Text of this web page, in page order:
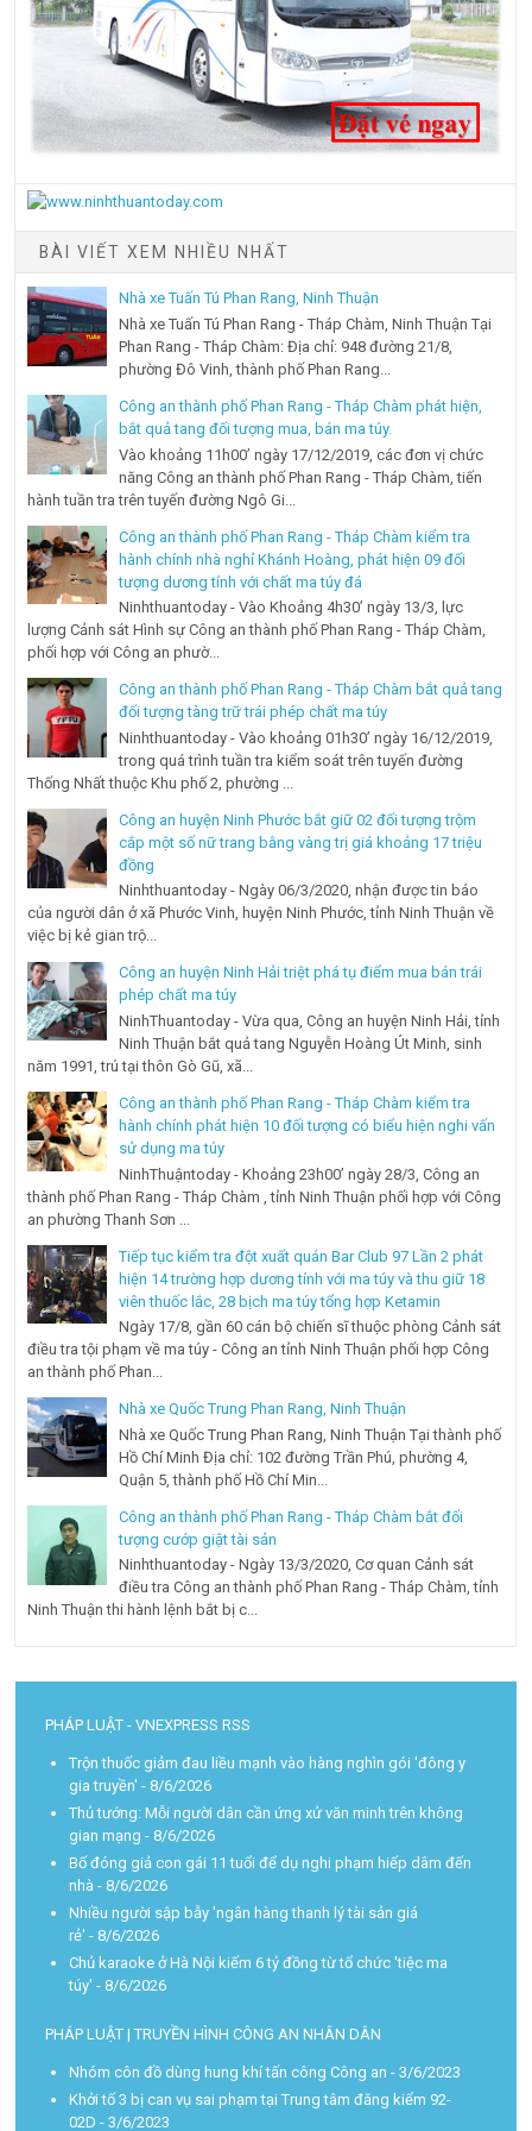
BÀI VIẾT XEM NHIỀU NHẤT
Nhà xe Tuấn Tú Phan Rang, Ninh Thuận
Nhà xe Tuấn Tú Phan Rang - Tháp Chàm, Ninh Thuận Tại
Phan Rang - Tháp Chàm: Địa chỉ: 948 đường 21/8,
phường Đô Vinh, thành phố Phan Rang...
Công an thành phố Phan Rang - Tháp Chàm phát hiện,
bắt quả tang đối tượng mua, bán ma túy.
Vào khoảng 11h00’ ngày 17/12/2019, các đơn vị chức
năng Công an thành phố Phan Rang - Tháp Chàm, tiến
hành tuần tra trên tuyến đường Ngô Gi...
Công an thành phố Phan Rang - Tháp Chàm kiểm tra
hành chính nhà nghỉ Khánh Hoàng, phát hiện 09 đối
tượng dương tính với chất ma túy đá
Ninhthuantoday - Vào Khoảng 4h30’ ngày 13/3, lực
lượng Cảnh sát Hình sự Công an thành phố Phan Rang - Tháp Chàm,
phối hợp với Công an phườ...
Công an thành phố Phan Rang - Tháp Chàm bắt quả tang
đối tượng tàng trữ trái phép chất ma túy
Ninhthuantoday - Vào khoảng 01h30’ ngày 16/12/2019,
trong quá trình tuần tra kiểm soát trên tuyến đường
Thống Nhất thuộc Khu phố 2, phường ...
Công an huyện Ninh Phước bắt giữ 02 đối tượng trộm
cắp một số nữ trang bằng vàng trị giá khoảng 17 triệu
đồng
Ninhthuantoday - Ngày 06/3/2020, nhận được tin báo
của người dân ở xã Phước Vinh, huyện Ninh Phước, tỉnh Ninh Thuận về
việc bị kẻ gian trộ...
Công an huyện Ninh Hải triệt phá tụ điểm mua bán trái
phép chất ma túy
NinhThuantoday - Vừa qua, Công an huyện Ninh Hải, tỉnh
Ninh Thuận bắt quả tang Nguyễn Hoàng Út Minh, sinh
năm 1991, trú tại thôn Gò Gũ, xã...
Công an thành phố Phan Rang - Tháp Chàm kiểm tra
hành chính phát hiện 10 đối tượng có biểu hiện nghi vấn
sử dụng ma túy
NinhThuậntoday - Khoảng 23h00’ ngày 28/3, Công an
thành phố Phan Rang - Tháp Chàm , tỉnh Ninh Thuận phối hợp với Công
an phường Thanh Sơn ...
Tiếp tục kiểm tra đột xuất quán Bar Club 97 Lần 2 phát
hiện 14 trường hợp dương tính với ma túy và thu giữ 18
viên thuốc lắc, 28 bịch ma túy tổng hợp Ketamin
Ngày 17/8, gần 60 cán bộ chiến sĩ thuộc phòng Cảnh sát
điều tra tội phạm về ma túy - Công an tỉnh Ninh Thuận phối hợp Công
an thành phố Phan...
Nhà xe Quốc Trung Phan Rang, Ninh Thuận
Nhà xe Quốc Trung Phan Rang, Ninh Thuận Tại thành phố
Hồ Chí Minh Địa chỉ: 102 đường Trần Phú, phường 4,
Quận 5, thành phố Hồ Chí Min...
Công an thành phố Phan Rang - Tháp Chàm bắt đối
tượng cướp giật tài sản
Ninhthuantoday - Ngày 13/3/2020, Cơ quan Cảnh sát
điều tra Công an thành phố Phan Rang - Tháp Chàm, tỉnh
Ninh Thuận thi hành lệnh bắt bị c...
PHÁP LUẬT - VNEXPRESS RSS
Trộn thuốc giảm đau liều mạnh vào hàng nghìn gói 'đông y
gia truyền' - 8/6/2026
Thủ tướng: Mỗi người dân cần ứng xử văn minh trên không
gian mạng - 8/6/2026
Bố đóng giả con gái 11 tuổi để dụ nghi phạm hiếp dâm đến
nhà - 8/6/2026
Nhiều người sập bẫy 'ngân hàng thanh lý tài sản giá
rẻ' - 8/6/2026
Chủ karaoke ở Hà Nội kiếm 6 tỷ đồng từ tổ chức 'tiệc ma
túy' - 8/6/2026
PHÁP LUẬT | TRUYỀN HÌNH CÔNG AN NHÂN DÂN
Nhóm côn đồ dùng hung khí tấn công Công an - 3/6/2023
Khởi tố 3 bị can vụ sai phạm tại Trung tâm đăng kiểm 92-
02D - 3/6/2023